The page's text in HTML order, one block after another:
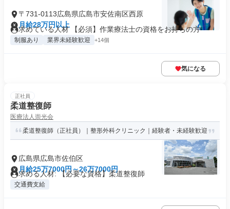
〒731-0113広島県広島市安佐南区西原
月給28万円以上
求めている人材 【必須】作業療法士の資格をお持ちの方
制服あり 業界未経験歓迎 +14個
気になる
正社員
柔道整復師
医療法人崇光会
柔道整復師（正社員）｜整形外科クリニック｜経験者・未経験歓迎
広島県広島市佐伯区
月給25万7000円～26万7000円
求める人材: 【必要な資格】柔道整復師
交通費支給